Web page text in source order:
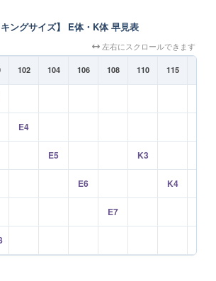
キングサイズ】 E体・K体 早見表
左右にスクロールできます
102 104 106 108 110 115
E4
E5 K3
E6 K4
E7